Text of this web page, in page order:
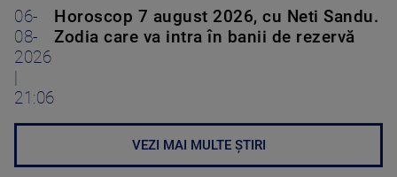
06-
08-
2026
21:06
Horoscop 7 august 2026, cu Neti Sandu.
Zodia care va intra în banii de rezervă
VEZI MAI MULTE ȘTIRI